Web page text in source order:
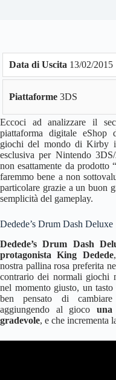
Data di Uscita 13/02/2015
Piattaforme 3DS
Eccoci ad analizzare il
piattaforma digitale
giochi del mondo di Kirby
esclusiva per Nintendo
non esattamente da prodotto
faremmo bene a non
particolare grazie a un buon
semplicità del gameplay.
Dedede’s Drum Dash Deluxe
Dedede’s Drum Dash
protagonista King Dedede
nostra pallina rosa preferita
contrario dei normali giochi
nel momento giusto, un
ben pensato di cambiare
aggiungendo al gioco una
gradevole, e che incrementa